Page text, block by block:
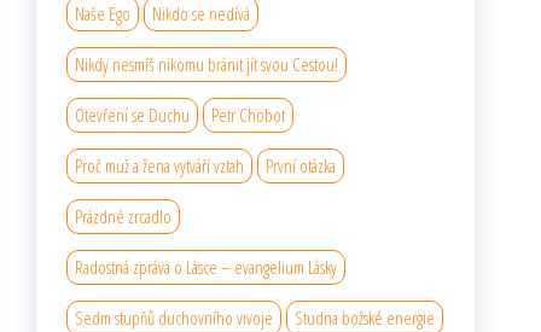
Naše Ego Nikdo se nedívá
Nikdy nesmíš nikomu bránit jít svou Cestou!
Otevření se Duchu Petr Chobot
Proč muž a žena vytváří vztah První otázka
Prázdné zrcadlo
Radostná zpráva o Lásce – evangelium Lásky
Sedm stupňů duchovního vıvoje Studna božské energie